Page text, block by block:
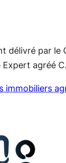
délivré par le
Expert agréé
immobiliers